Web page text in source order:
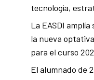
tecnología,
La EASDI
la nueva optativa
para el curso
El alumnado de